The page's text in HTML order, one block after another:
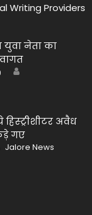
Writing Providers
युवा नेता का
हिस्ट्रीशीटर अवैध
गए
Author
Jalore News